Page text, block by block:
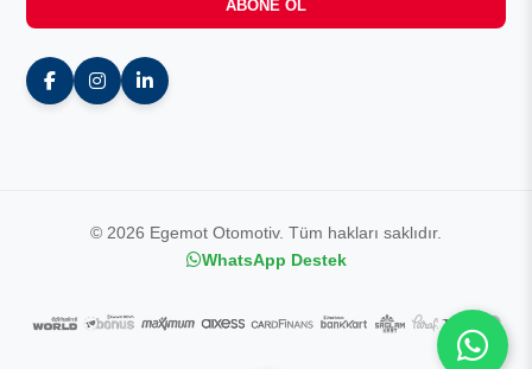
ABONE OL
© 2026 Egemot Otomotiv. Tüm hakları saklıdır.
WhatsApp Destek